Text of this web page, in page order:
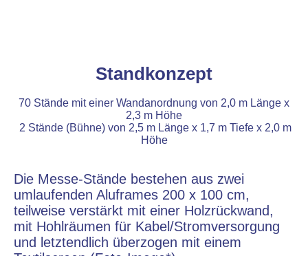
Standkonzept
70 Stände mit einer Wandanordnung von 2,0 m Länge x
2,3 m Höhe
2 Stände (Bühne) von 2,5 m Länge x 1,7 m Tiefe x 2,0 m
Höhe
Die Messe-Stände bestehen aus zwei
umlaufenden Aluframes 200 x 100 cm,
teilweise verstärkt mit einer Holzrückwand,
mit Hohlräumen für Kabel/Stromversorgung
und letztendlich überzogen mit einem